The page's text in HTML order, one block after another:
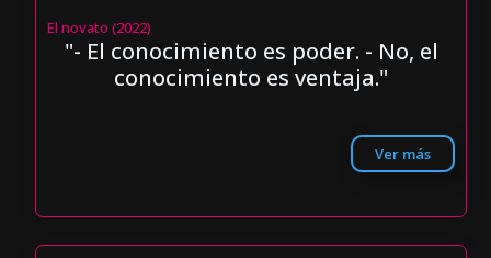
El novato (2022)
"- El conocimiento es poder. - No, el
conocimiento es ventaja."
Ver más